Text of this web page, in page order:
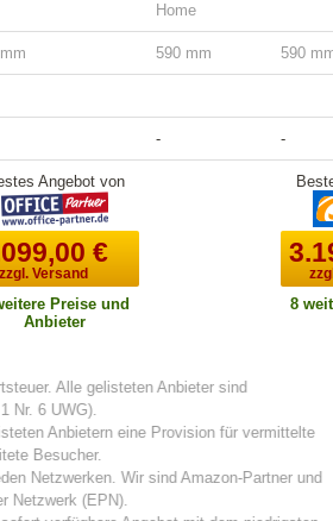
Home
590 mm 590
- -
Angebot von
€
zzgl. Versand
Preise und
Anbieter
8